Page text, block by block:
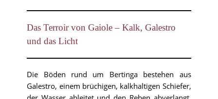
Das Terroir von Gaiole – Kalk, Galestro
und das Licht
Die Böden rund um Bertinga bestehen aus
Galestro, einem brüchigen, kalkhaltigen Schiefer,